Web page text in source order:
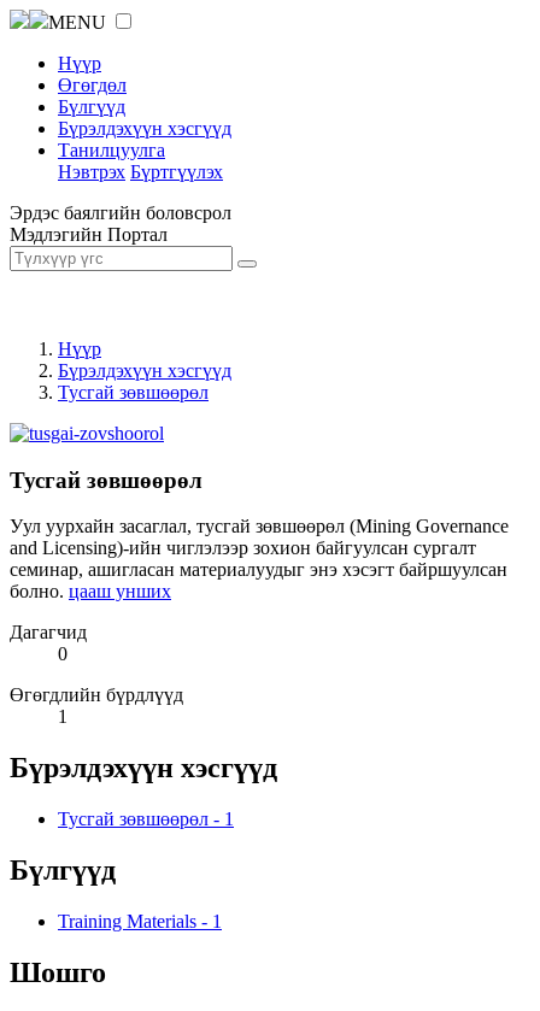
MENU
Нүүр
Өгөгдөл
Бүлгүүд
Бүрэлдэхүүн хэсгүүд
Танилцуулга
Нэвтрэх Бүртгүүлэх
Эрдэс баялгийн боловсрол
Мэдлэгийн Портал
Нүүр
Бүрэлдэхүүн хэсгүүд
Тусгай зөвшөөрөл
Тусгай зөвшөөрөл
Уул уурхайн засаглал, тусгай зөвшөөрөл (Mining Governance
and Licensing)-ийн чиглэлээр зохион байгуулсан сургалт
семинар, ашигласан материалуудыг энэ хэсэгт байршуулсан
болно. цааш унших
Дагагчид
0
Өгөгдлийн бүрдлүүд
1
Бүрэлдэхүүн хэсгүүд
Тусгай зөвшөөрөл - 1
Бүлгүүд
Training Materials - 1
Шошго